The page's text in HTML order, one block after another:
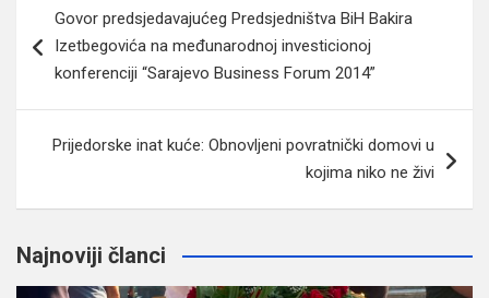
članaka
Govor predsjedavajućeg Predsjedništva BiH Bakira
Izetbegovića na međunarodnoj investicionoj
konferenciji “Sarajevo Business Forum 2014”
Prijedorske inat kuće: Obnovljeni povratnički domovi u
kojima niko ne živi
Najnoviji članci